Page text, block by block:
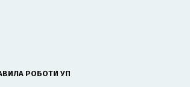
РОБОТИ УП